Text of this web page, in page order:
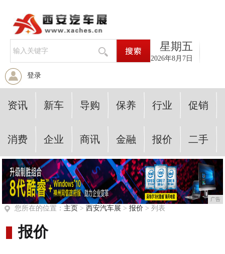
星期五
2026年8月7日
登录
资讯 新车 导购 保养 行业 促销
消费 企业 商讯 金融 报价 二手
广告
您所在的位置： 主页 > 西安汽车展 > 报价 > 列表
报价